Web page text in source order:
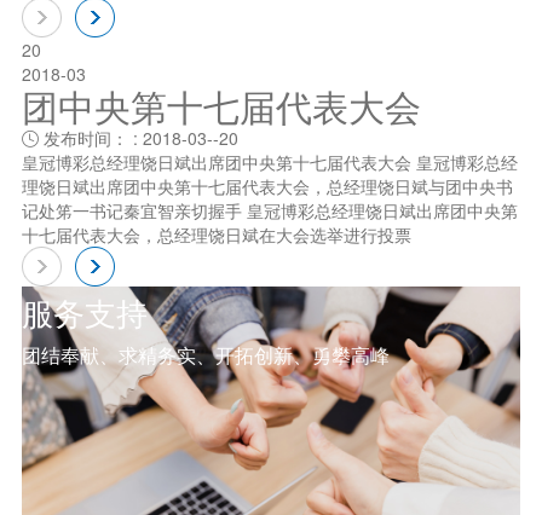
20
2018-03
团中央第十七届代表大会
发布时间： : 2018-03--20
皇冠博彩总经理饶日斌出席团中央第十七届代表大会 皇冠博彩总经
理饶日斌出席团中央第十七届代表大会，总经理饶日斌与团中央书
记处笫一书记秦宜智亲切握手 皇冠博彩总经理饶日斌出席团中央第
十七届代表大会，总经理饶日斌在大会选举进行投票
服务支持
团结奉献、求精务实、开拓创新、勇攀高峰